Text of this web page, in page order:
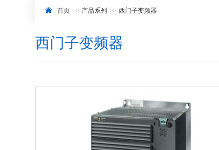
首页 产品系列 西门子变频器
西门子变频器